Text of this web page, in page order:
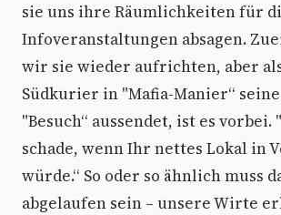
sie uns ihre Räumlichkeiten für
Infoveranstaltungen absagen.
wir sie wieder aufrichten, aber
Südkurier in "Mafia-Manier“
"Besuch“ aussendet, ist es vorbei.
schade, wenn Ihr nettes Lokal in
würde.“ So oder so ähnlich muss
abgelaufen sein – unsere Wirte